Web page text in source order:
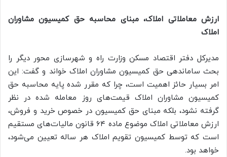
ارزش معاملاتی املاک، مبنای محاسبه حق کمیسیون مشاوران
املاک
مدیرکل دفتر اقتصاد مسکن وزارت راه و شهرسازی محور دیگر را
بحث ساماندهی حق کمیسیون مشاوران املاک خواند و گفت: این
امر بسیار حائز اهمیت است، چرا که مقرر شده پایه محاسبه حق
کمیسیون مشاوران املاک قیمت‌های روز معامله شده در نظر
گرفته نشود، بلکه مبنای حق کمیسیون در خصوص خرید و فروش،
ارزش معاملاتی املاک موضوع ماده ۶۴ قانون مالیات‌های مستقیم
است که توسط کمیسیون تقویم املاک هر ساله تعیین می‌شود،
خواهد بود.